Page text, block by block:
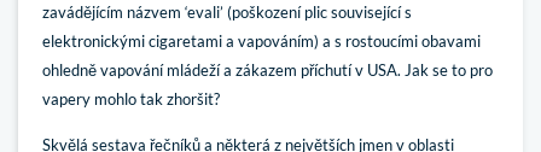
zavádějícím názvem ‘evali’ (poškození plic související s
elektronickými cigaretami a vapováním) a s rostoucími obavami
ohledně vapování mládeží a zákazem příchutí v USA. Jak se to pro
vapery mohlo tak zhoršit?
Skvělá sestava řečníků a některá z největších jmen v oblasti